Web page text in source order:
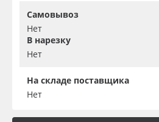
Самовывоз
Нет
В нарезку
Нет
На складе поставщика
Нет